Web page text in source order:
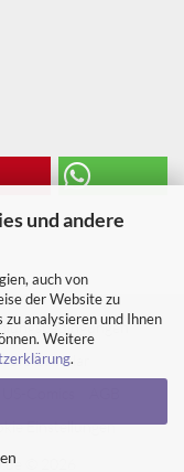
und andere
auch von
der Website zu
analysieren und Ihnen
Weitere
.
Comics
Einstellungen
© 2026